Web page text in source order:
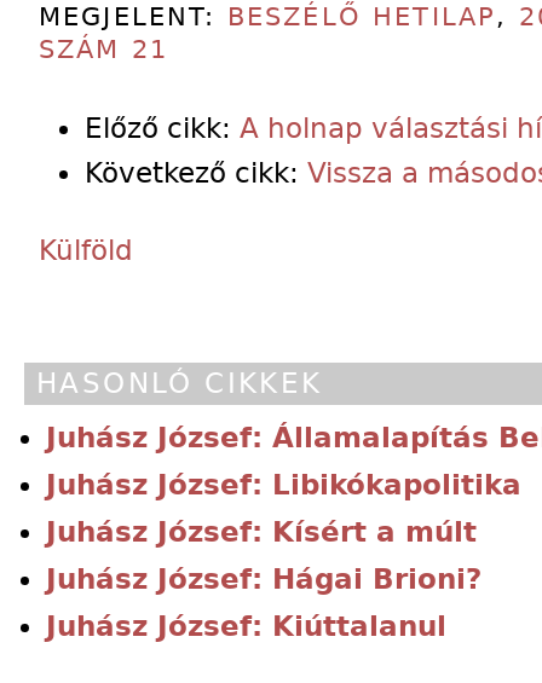
MEGJELENT: BESZÉLŐ HETILAP ,
SZÁM 21
Előző cikk: A holnap választási
Következő cikk: Vissza a
Külföld
HASONLÓ CIKKEK
Juhász József: Államalapítás
Juhász József: Libikókapolitika
Juhász József: Kísért a múlt
Juhász József: Hágai Brioni?
Juhász József: Kiúttalanul